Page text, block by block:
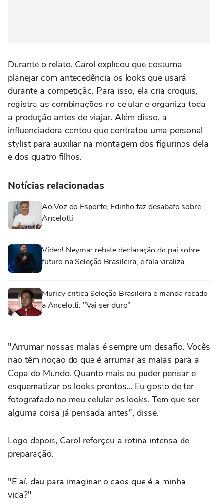
Durante o relato, Carol explicou que costuma
planejar com antecedência os looks que usará
durante a competição. Para isso, ela cria croquis,
registra as combinações no celular e organiza toda
a produção antes de viajar. Além disso, a
influenciadora contou que contratou uma personal
stylist para auxiliar na montagem dos figurinos dela
e dos quatro filhos.
Notícias relacionadas
Ao Voz do Esporte, Edinho faz desabafo sobre
Ancelotti
Vídeo! Neymar rebate declaração do pai sobre
futuro na Seleção Brasileira, e fala viraliza
Muricy critica Seleção Brasileira e manda recado
a Ancelotti: "Vai ser duro"
"Arrumar nossas malas é sempre um desafio. Vocês
não têm noção do que é arrumar as malas para a
Copa do Mundo. Quanto mais eu puder pensar e
esquematizar os looks prontos… Eu gosto de ter
fotografado no meu celular os looks. Tem que ser
alguma coisa já pensada antes", disse.
Logo depois, Carol reforçou a rotina intensa de
preparação.
"E aí, deu para imaginar o caos que é a minha
vida?"